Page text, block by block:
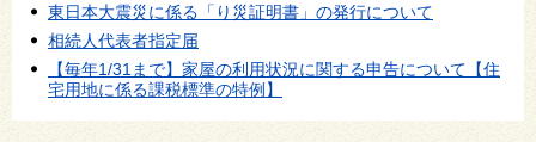
東日本大震災に係る「り災証明書」の発行について
相続人代表者指定届
【毎年1/31まで】家屋の利用状況に関する申告について【住
宅用地に係る課税標準の特例】